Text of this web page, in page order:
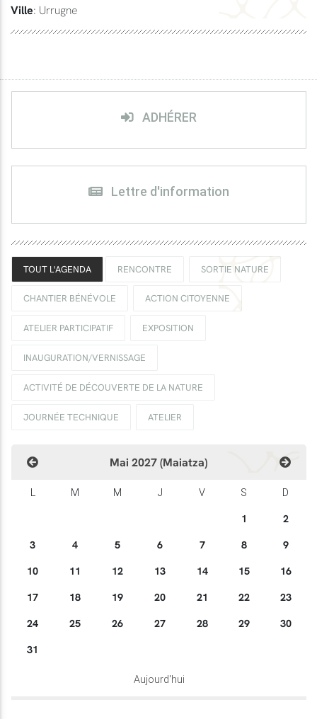
Ville: Urrugne
ADHÉRER
Lettre d'information
TOUT L'AGENDA RENCONTRE SORTIE NATURE
CHANTIER BÉNÉVOLE ACTION CITOYENNE
ATELIER PARTICIPATIF EXPOSITION
INAUGURATION/VERNISSAGE
ACTIVITÉ DE DÉCOUVERTE DE LA NATURE
JOURNÉE TECHNIQUE ATELIER
Mai 2027 (Maiatza)
L M M J V S D
1 2
3 4 5 6 7 8 9
10 11 12 13 14 15 16
17 18 19 20 21 22 23
24 25 26 27 28 29 30
31
Aujourd'hui